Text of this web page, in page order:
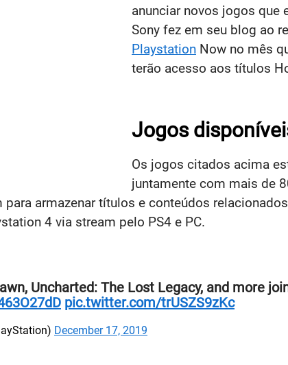
anunciar novos jogos que
Sony fez em seu blog ao
Playstation Now no mês
terão acesso aos títulos
Jogos
Os jogos citados acima
juntamente com mais de
para armazenar títulos e conteúdos
4 via stream pelo PS4 e PC.
Uncharted: The Lost Legacy, and more
pic.twitter.com/trUSZS9zKc
December 17, 2019